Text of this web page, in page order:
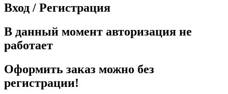
Вход / Регистрация
В данный момент авторизация не
работает
Оформить заказ можно без
регистрации!